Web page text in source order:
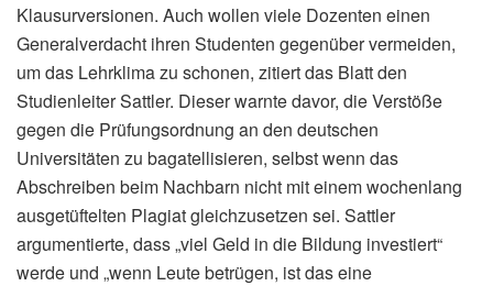
Klausurversionen. Auch wollen viele Dozenten einen
Generalverdacht ihren Studenten gegenüber vermeiden,
um das Lehrklima zu schonen, zitiert das Blatt den
Studienleiter Sattler. Dieser warnte davor, die Verstöße
gegen die Prüfungsordnung an den deutschen
Universitäten zu bagatellisieren, selbst wenn das
Abschreiben beim Nachbarn nicht mit einem wochenlang
ausgetüftelten Plagiat gleichzusetzen sei. Sattler
argumentierte, dass „viel Geld in die Bildung investiert“
werde und „wenn Leute betrügen, ist das eine